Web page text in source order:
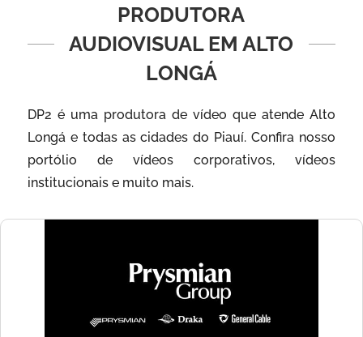
PRODUTORA
AUDIOVISUAL EM ALTO
LONGÁ
DP2 é uma produtora de vídeo que atende Alto
Longá e todas as cidades do Piauí. Confira nosso
portólio de vídeos corporativos, vídeos
institucionais e muito mais.